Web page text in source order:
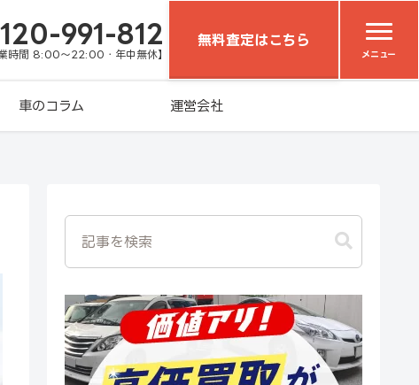
991-812
業時間 8:00～22:00・年中無休】
無料査定はこちら
メニュー
車のコラム 運営会社